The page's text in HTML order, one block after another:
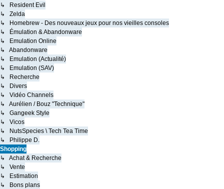
↳ Resident Evil
↳ Zelda
↳ Homebrew - Des nouveaux jeux pour nos vieilles consoles
↳ Émulation & Abandonware
↳ Emulation Online
↳ Abandonware
↳ Emulation (Actualité)
↳ Emulation (SAV)
↳ Recherche
↳ Divers
↳ Vidéo Channels
↳ Aurélien / Bouz "Technique"
↳ Gangeek Style
↳ Vicos
↳ NutsSpecies \ Tech Tea Time
↳ Philippe D.
Shopping
↳ Achat & Recherche
↳ Vente
↳ Estimation
↳ Bons plans